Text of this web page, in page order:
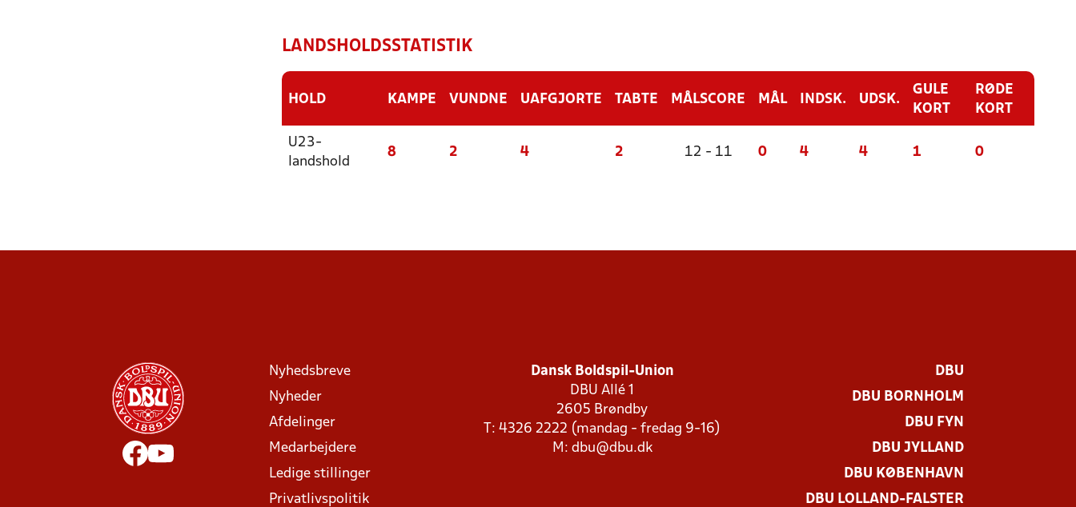
LANDSHOLDSSTATISTIK
HOLD KAMPE VUNDNE UAFGJORTE TABTE MÅLSCORE MÅL INDSK. UDSK.
GULE
KORT
RØDE
KORT
U23-
landshold
8 2 4 2 12 - 11 0 4 4 1 0
Nyhedsbreve
Nyheder
Afdelinger
Medarbejdere
Ledige stillinger
Privatlivspolitik
Dansk Boldspil-Union
DBU Allé 1
2605 Brøndby
T: 4326 2222 (mandag - fredag 9-16)
M: dbu@dbu.dk
DBU
DBU BORNHOLM
DBU FYN
DBU JYLLAND
DBU KØBENHAVN
DBU LOLLAND-FALSTER